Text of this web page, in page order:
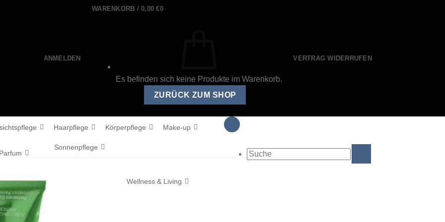
ANMELDEN
WARENKORB /0,00€0
Es befinden sich keine Produkte im Warenkorb.
ZURÜCK ZUM SHOP
VERTRAG WIDERRUFEN
Haarpflege Körperpflege Make-up
Parfum
Sonnenpflege
Wellness & Living
Suche